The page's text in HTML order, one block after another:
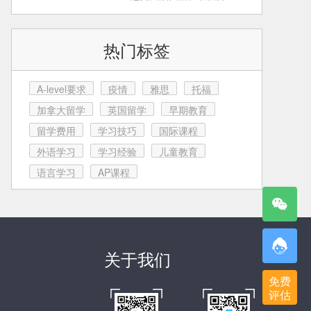
育这条路上，很多家
热门标签
A-level要求 疫情 雅思
托福
加拿大留学
英国留学
早期教育
留学费用
学习技巧
国际课程
外语学习
学习经验
儿童教育
语言学习
AP课程
关于我们
免费
评估